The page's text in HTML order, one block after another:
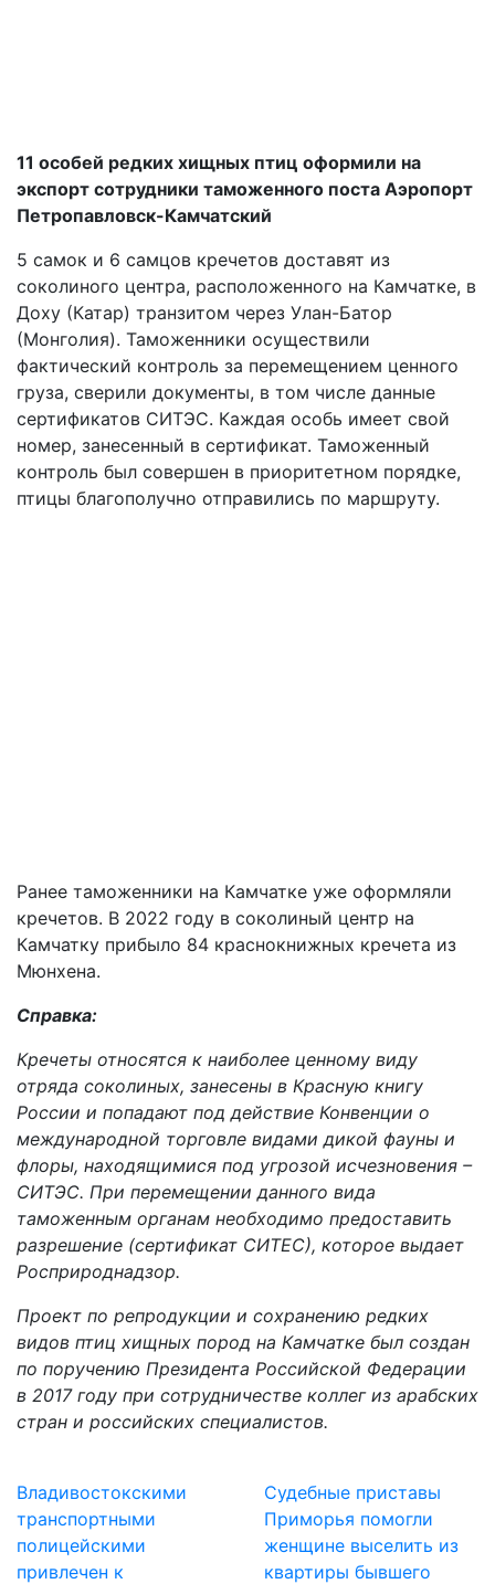
11 особей редких хищных птиц оформили на
экспорт сотрудники таможенного поста Аэропорт
Петропавловск-Камчатский
5 самок и 6 самцов кречетов доставят из
соколиного центра, расположенного на Камчатке, в
Доху (Катар) транзитом через Улан-Батор
(Монголия). Таможенники осуществили
фактический контроль за перемещением ценного
груза, сверили документы, в том числе данные
сертификатов СИТЭС. Каждая особь имеет свой
номер, занесенный в сертификат. Таможенный
контроль был совершен в приоритетном порядке,
птицы благополучно отправились по маршруту.
Ранее таможенники на Камчатке уже оформляли
кречетов. В 2022 году в соколиный центр на
Камчатку прибыло 84 краснокнижных кречета из
Мюнхена.
Справка:
Кречеты относятся к наиболее ценному виду
отряда соколиных, занесены в Красную книгу
России и попадают под действие Конвенции о
международной торговле видами дикой фауны и
флоры, находящимися под угрозой исчезновения –
СИТЭС. При перемещении данного вида
таможенным органам необходимо предоставить
разрешение (сертификат СИТЕС), которое выдает
Росприроднадзор.
Проект по репродукции и сохранению редких
видов птиц хищных пород на Камчатке был создан
по поручению Президента Российской Федерации
в 2017 году при сотрудничестве коллег из арабских
стран и российских специалистов.
Владивостокскими
транспортными
полицейскими
привлечен к
Судебные приставы
Приморья помогли
женщине выселить из
квартиры бывшего